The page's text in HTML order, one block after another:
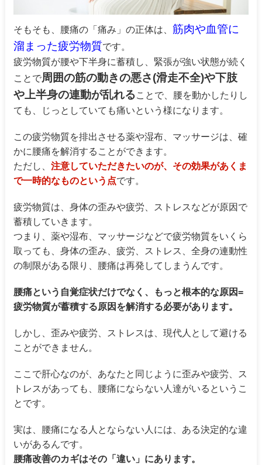
そもそも、腰痛の「痛み」の正体は、筋肉や血管に
溜まった疲労物質です。
疲労物質が腰や下半身に蓄積し、緊張が強い状態が続く
ことで周囲の筋の動きの悪さ(滑走不全)や下肢
や上半身の連動が乱れることで、腰を動かしたりし
ても、じっとしていても痛いという様になります。
この疲労物質を排出させる薬や湿布、マッサージは、確
かに腰痛を解消することができます。
ただし、注意していただきたいのが、その効果があくま
で一時的なものという点です。
疲労物質は、身体の歪みや疲労、ストレスなどが原因で
蓄積していきます。
つまり、薬や湿布、マッサージなどで疲労物質をいくら
取っても、身体の歪み、疲労、ストレス、全身の連動性
の制限がある限り、腰痛は再発してしまうんです。
腰痛という自覚症状だけでなく、もっと根本的な原因=
疲労物質が蓄積する原因を解消する必要があります。
しかし、歪みや疲労、ストレスは、現代人として避ける
ことができません。
ここで肝心なのが、あなたと同じように歪みや疲労、ス
トレスがあっても、腰痛にならない人達がいるというこ
とです。
実は、腰痛になる人とならない人には、ある決定的な違
いがあるんです。
腰痛改善のカギはその「違い」にあります。